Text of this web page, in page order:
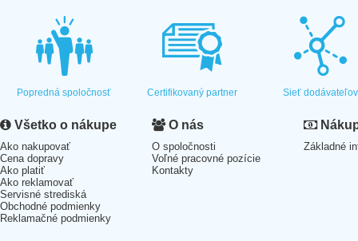
Popredná spoločnosť Certifikovaný partner Sieť dodávateľov
Všetko o nákupe
Ako nakupovať
Cena dopravy
Ako platiť
Ako reklamovať
Servisné strediská
Obchodné podmienky
Reklamačné podmienky
O nás
O spoločnosti
Voľné pracovné pozície
Kontakty
Základné